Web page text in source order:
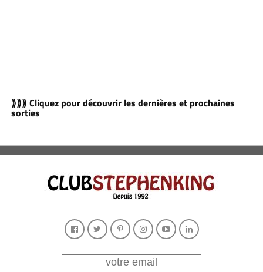
⟫⟫⟫ Cliquez pour découvrir les dernières et prochaines
sorties